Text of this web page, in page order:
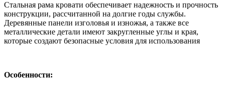
Стальная рама кровати обеспечивает надежность и прочность
конструкции, рассчитанной на долгие годы службы.
Деревянные панели изголовья и изножья, а также все
металлические детали имеют закругленные углы и края,
которые создают безопасные условия для использования
Особенности: